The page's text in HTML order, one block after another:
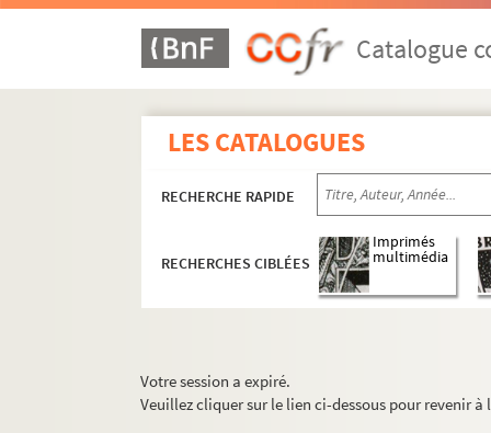
Catalogue
LES CATALOGUES
RECHERCHE RAPIDE
RECHERCHES CIBLÉES
Imprimés
multimédia
Votre session a expiré.
Veuillez cliquer sur le lien ci-dessous pour revenir